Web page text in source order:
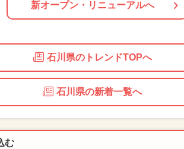
新オープン・リニューアルへ
石川県のトレンドTOPへ
石川県の新着一覧へ
む